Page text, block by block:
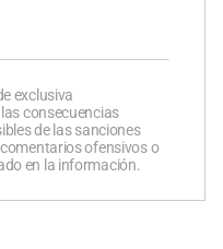
exclusiva
consecuencias
de las sanciones
ofensivos o
en la información.